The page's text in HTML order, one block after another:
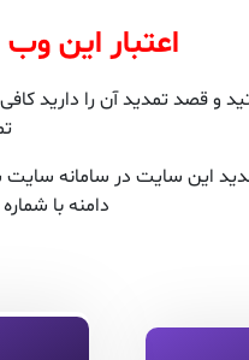
اعتبار این
قصد تمدید آن را دارید
این سایت در سامانه
دامنه با شماره 09215855852 تماس حاصل فرمایید